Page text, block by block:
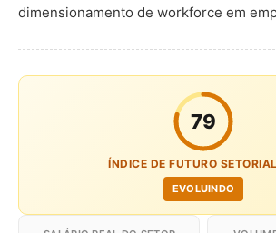
dimensionamento de workforce em
79
ÍNDICE DE FUTURO SETORIAL
EVOLUINDO